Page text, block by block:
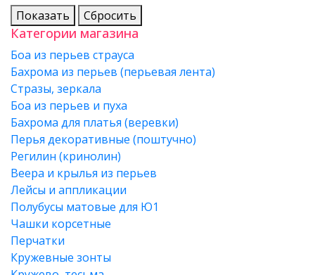
Показать
Сбросить
Категории магазина
Боа из перьев страуса
Бахрома из перьев (перьевая лента)
Стразы, зеркала
Боа из перьев и пуха
Бахрома для платья (веревки)
Перья декоративные (поштучно)
Регилин (кринолин)
Веера и крылья из перьев
Лейсы и аппликации
Полубусы матовые для Ю1
Чашки корсетные
Перчатки
Кружевные зонты